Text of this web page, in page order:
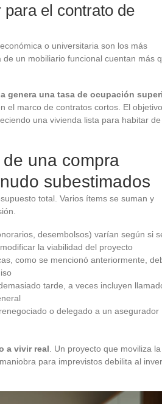
el contrato de
o universitaria son los más
un mobiliario funcional cuentan más
genera una tasa de ocupación
el marco de contratos cortos. El
una vivienda lista para habitar de
una compra
subestimados
total. Varios ítems se suman y
desembolsos) varían según si
la viabilidad del proyecto
como se mencionó anteriormente,
tarde, a veces incluyen
o delegado a un asegurador
a vivir real . Un proyecto que moviliza la
para imprevistos debilita al